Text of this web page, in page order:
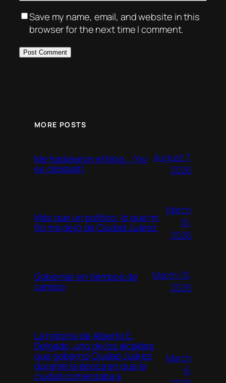
Save my name, email, and website in this
browser for the next time I comment.
MORE POSTS
Me hackearon el blog… (no
es clickbait)
August 7,
2026
Más que un político: lo que mi
tío me dejó de Ciudad Juárez
March
10,
2026
Gobernar en tiempos de
cambio
March 10,
2026
La historia de Alberto E.
Delgado, uno de los alcaldes
que gobernó Ciudad Juárez
durante la época en que la
ciudad comenzaba a
March
8,